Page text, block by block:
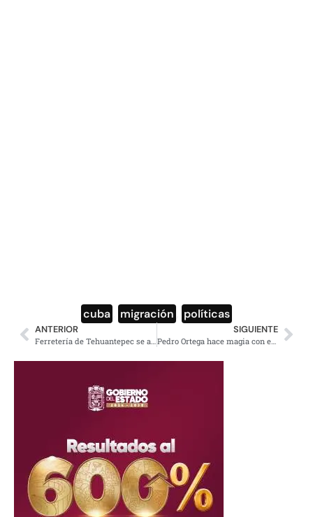
cuba migración políticas
ANTERIOR SIGUIENTE
Pedro Ortega hace magia con el papel, pica y crea todo tipo de figuras